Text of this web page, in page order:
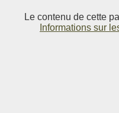
Le contenu de cette
Informations sur